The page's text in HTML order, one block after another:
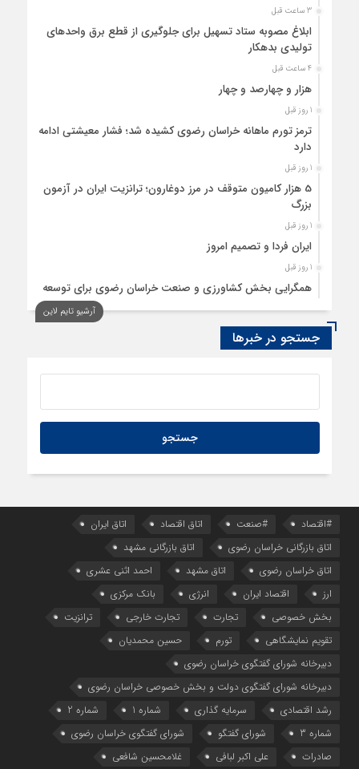
3 ساعت قبل
ابلاغ مصوبه ستاد تسهیل برای جلوگیری از قطع برق واحدهای
تولیدی بدهکار
4 ساعت قبل
هزار و چهارصد و چهار
1 روز قبل
ترمز تورم ماهانه خراسان رضوی کشیده شد؛ فشار معیشتی ادامه
دارد
1 روز قبل
5 هزار کامیون متوقف در مرز دوغارون؛ ترانزیت ایران در آزمون
بزرگ
1 روز قبل
ایران فردا و تصمیم امروز
1 روز قبل
همگرایی بخش کشاورزی و صنعت خراسان رضوی برای توسعه
1 روز قبل
ردیابی دلارهای صادراتی
1 روز قبل
راهنمای نحوه شرکت در مناقصات کالا و تدارکات عمومی قزاقستان
آرشیو تایم لاین
جستجو در خبرها
#اقتصاد #صنعت اتاق اقتصاد
اتاق ایران
اتاق بازرگانی خراسان رضوی
اتاق بازرگانی مشهد
اتاق خراسان رضوی
اتاق مشهد
احمد اثنی عشری
ارز
اقتصاد ایران انرژی
بانک مرکزی
بخش خصوصی
تجارت تجارت خارجی
ترانزیت
تقویم نمایشگاهی
تورم
حسین محمدیان
دبیرخانه شورای گفتگوی خراسان رضوی
دبیرخانه شورای گفتگوی دولت و بخش خصوصی خراسان رضوی
رشد اقتصادی
سرمایه گذاری شماره 1
شماره 2
شماره 3
شورای گفتگو
شورای گفتگوی خراسان رضوی
صادرات
علی اکبر لبافی غلامحسین شافعی